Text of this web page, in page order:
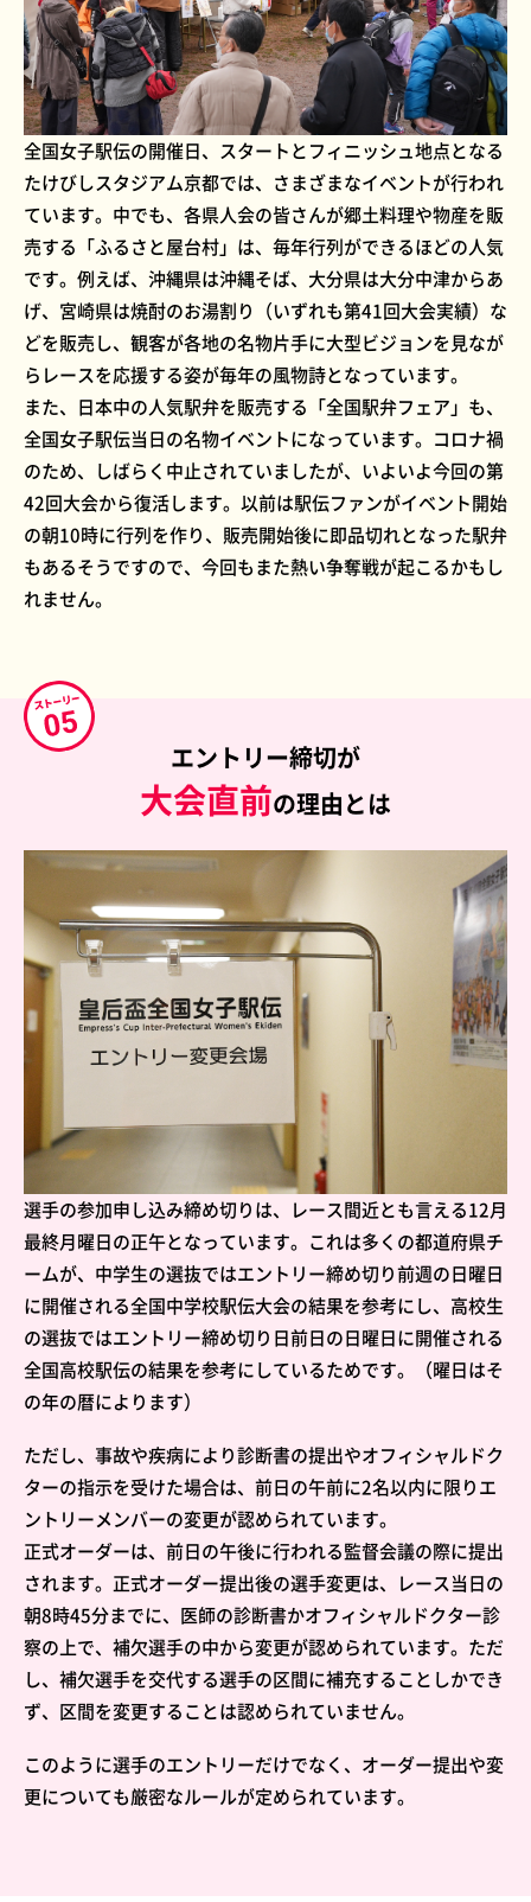
全国女子駅伝の開催日、スタートとフィニッシュ地点となる
たけびしスタジアム京都では、さまざまなイベントが行われ
ています。中でも、各県人会の皆さんが郷土料理や物産を販
売する「ふるさと屋台村」は、毎年行列ができるほどの人気
です。例えば、沖縄県は沖縄そば、大分県は大分中津からあ
げ、宮崎県は焼酎のお湯割り（いずれも第41回大会実績）な
どを販売し、観客が各地の名物片手に大型ビジョンを見なが
らレースを応援する姿が毎年の風物詩となっています。
また、日本中の人気駅弁を販売する「全国駅弁フェア」も、
全国女子駅伝当日の名物イベントになっています。コロナ禍
のため、しばらく中止されていましたが、いよいよ今回の第
42回大会から復活します。以前は駅伝ファンがイベント開始
の朝10時に行列を作り、販売開始後に即品切れとなった駅弁
もあるそうですので、今回もまた熱い争奪戦が起こるかもし
れません。
エントリー締切が
大会直前の理由とは
選手の参加申し込み締め切りは、レース間近とも言える12月
最終月曜日の正午となっています。これは多くの都道府県チ
ームが、中学生の選抜ではエントリー締め切り前週の日曜日
に開催される全国中学校駅伝大会の結果を参考にし、高校生
の選抜ではエントリー締め切り日前日の日曜日に開催される
全国高校駅伝の結果を参考にしているためです。（曜日はそ
の年の暦によります）
ただし、事故や疾病により診断書の提出やオフィシャルドク
ターの指示を受けた場合は、前日の午前に2名以内に限りエ
ントリーメンバーの変更が認められています。
正式オーダーは、前日の午後に行われる監督会議の際に提出
されます。正式オーダー提出後の選手変更は、レース当日の
朝8時45分までに、医師の診断書かオフィシャルドクター診
察の上で、補欠選手の中から変更が認められています。ただ
し、補欠選手を交代する選手の区間に補充することしかでき
ず、区間を変更することは認められていません。
このように選手のエントリーだけでなく、オーダー提出や変
更についても厳密なルールが定められています。